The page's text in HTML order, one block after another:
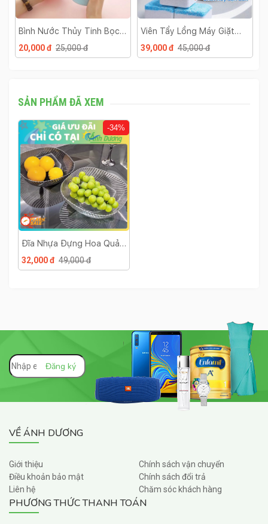
Bình Nước Thủy Tinh Bọc
Nhựa
20,000 đ 25,000 đ
Viên Tẩy Lồng Máy Giặt
Hộp 12 Viên
39,000 đ 45,000 đ
SẢN PHẨM ĐÃ XEM
-34%
Đĩa Nhựa Đựng Hoa Quả
Trái Cây Bánh Kẹo Sang
Trọng Phòng Khách
32,000 đ 49,000 đ
VỀ ÁNH DƯƠNG
Giới thiệu
Điều khoản bảo mật
Liên hệ
Chính sách vận chuyển
Chính sách đổi trả
Chăm sóc khách hàng
PHƯƠNG THỨC THANH TOÁN